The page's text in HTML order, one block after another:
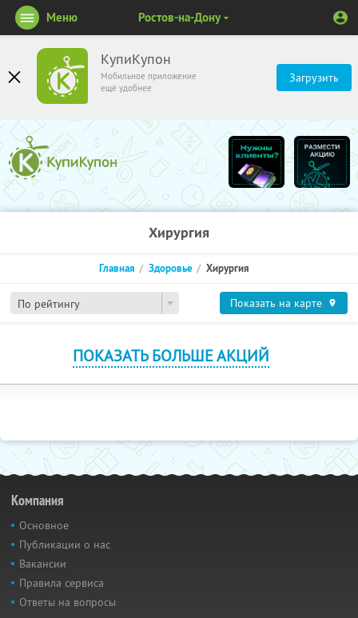
КупиКупон
Мобильное приложение
ещё удобнее
Загрузить
Меню Ростов-на-Дону
Хирургия
По рейтингу
Главная Здоровье Хирургия
Показать на карте
ПОКАЗАТЬ БОЛЬШЕ АКЦИЙ
Компания
Основное
Публикации о нас
Вакансии
Правила сервиса
Ответы на вопросы